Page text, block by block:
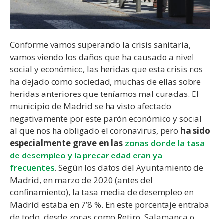
Conforme vamos superando la crisis sanitaria,
vamos viendo los daños que ha causado a nivel
social y económico, las heridas que esta crisis nos
ha dejado como sociedad, muchas de ellas sobre
heridas anteriores que teníamos mal curadas. El
municipio de Madrid se ha visto afectado
negativamente por este parón económico y social
al que nos ha obligado el coronavirus, pero ha sido
especialmente grave en las zonas donde la tasa
de desempleo y la precariedad eran ya
frecuentes. Según los datos del Ayuntamiento de
Madrid, en marzo de 2020 (antes del
confinamiento), la tasa media de desempleo en
Madrid estaba en 7’8 %. En este porcentaje entraba